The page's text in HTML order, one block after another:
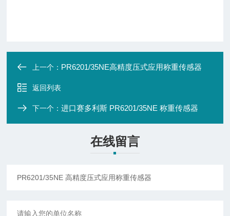
上一个： PR6201/35NE高精度压式应用称重传感器
返回列表
下一个：进口赛多利斯 PR6201/35NE 称重传感器
在线留言